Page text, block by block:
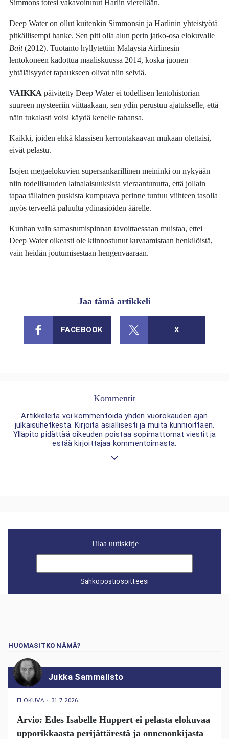
Simmons totesi vakavoitunut Harlin vierellään.
Deep Water on ollut kuitenkin Simmonsin ja Harlinin yhteistyötä
pitkällisempi hanke. Sen piti olla alun perin jatko-osa elokuvalle
Bait(2012). Tuotanto hyllytettiin Malaysia Airlinesin
lentokoneen kadottua maaliskuussa 2014, koska juonen
yhtäläisyydet tapaukseen olivat niin selviä.
VAIKKA päivitetty Deep Water ei todellisen lentohistorian
suureen mysteeriin viittaakaan, sen ydin perustuu ajatukselle, että
näin tukalasti voisi käydä kenelle tahansa.
Kaikki, joiden ehkä klassisen kerrontakaavan mukaan olettaisi,
eivät pelastu.
Isojen megaelokuvien supersankarillinen meininki on nykyään
niin todellisuuden lainalaisuuksista vieraantunutta, että jollain
tapaa tällainen puskista kumpuava perinne tuntuu viihteen tasolla
myös terveeltä paluulta ydinasioiden äärelle.
Kunhan vain samastumispinnan tavoittaessaan muistaa, ettei
Deep Water oikeasti ole kiinnostunut kuvaamistaan henkilöistä,
vain heidän joutumisestaan hengenvaaraan.
Jaa tämä artikkeli
FACEBOOK X
Kommentit
Artikkeleita voi kommentoida yhden vuorokauden ajan
julkaisuhetkestä. Kirjoita asiallisesti ja muita kunnioittaen.
Ylläpito pidättää oikeuden poistaa sopimattomat viestit ja
estää kirjoittajaa kommentoimasta.
Tilaa uutiskirje
Sähköpostiosoitteesi
HUOMASITKO NÄMÄ?
Jukka Sammalisto
ELOKUVA ・ 31.7.2026
Arvio: Edes Isabelle Huppert ei pelasta elokuvaa
upporikkaasta perijättärestä ja onnenonkijasta